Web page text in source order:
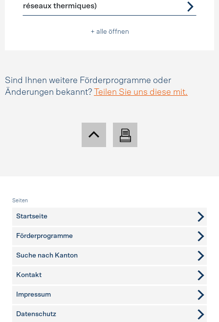
réseaux thermiques)
+ alle öffnen
Sind Ihnen weitere Förderprogramme oder
Änderungen bekannt?
Teilen Sie uns diese mit.
Fusszeile
Seiten
Startseite
Förderprogramme
Suche nach Kanton
weitere Seiten
Kontakt
Impressum
Datenschutz